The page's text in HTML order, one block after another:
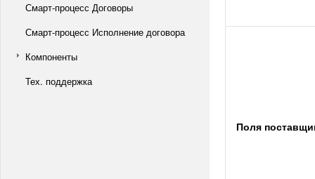
Смарт-процесс Договоры
Смарт-процесс Исполнение договора
Компоненты
Тех. поддержка
Поля